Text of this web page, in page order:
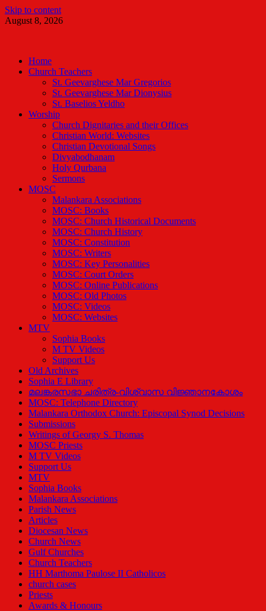
Skip to content
August 8, 2026
Home
Church Teachers
St. Geevarghese Mar Gregorios
St. Geevarghese Mar Dionysius
St. Baselios Yeldho
Worship
Church Dignitaries and their Offices
Christian World: Websites
Christian Devotional Songs
Divyabodhanam
Holy Qurbana
Sermons
MOSC
Malankara Associations
MOSC: Books
MOSC: Church Historical Documents
MOSC: Church History
MOSC: Constitution
MOSC: Writers
MOSC: Key Personalities
MOSC: Court Orders
MOSC: Online Publications
MOSC: Old Photos
MOSC: Videos
MOSC: Websites
MTV
Sophia Books
M TV Videos
Support Us
Old Archives
Sophia E Library
മലങ്കരസഭാ ചരിത്ര-വിശ്വാസ വിജ്ഞാനകോശം
MOSC: Telephone Directory
Malankara Orthodox Church: Episcopal Synod Decisions
Submissions
Writings of Georgy S. Thomas
MOSC Priests
M TV Videos
Support Us
MTV
Sophia Books
Malankara Associations
Parish News
Articles
Diocesan News
Church News
Gulf Churches
Church Teachers
HH Marthoma Paulose II Catholicos
church cases
Priests
Awards & Honours